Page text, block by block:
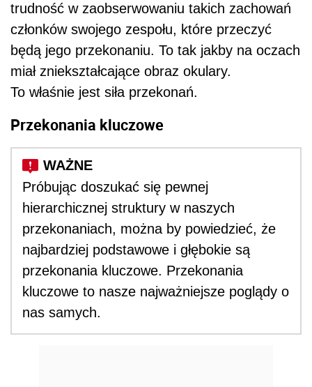
trudność w zaobserwowaniu takich zachowań
członków swojego zespołu, które przeczyć
będą jego przekonaniu. To tak jakby na oczach
miał zniekształcające obraz okulary.
To właśnie jest siła przekonań.
Przekonania kluczowe
Próbując doszukać się pewnej
hierarchicznej struktury w naszych
przekonaniach, można by powiedzieć, że
najbardziej podstawowe i głębokie są
przekonania kluczowe. Przekonania
kluczowe to nasze najważniejsze poglądy o
nas samych.